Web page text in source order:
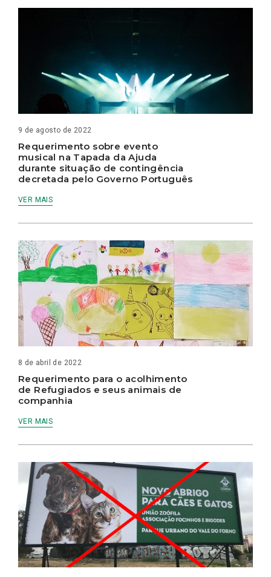
9 de agosto de 2022
Requerimento sobre evento
musical na Tapada da Ajuda
durante situação de contingência
decretada pelo Governo Português
VER MAIS
8 de abril de 2022
Requerimento para o acolhimento
de Refugiados e seus animais de
companhia
VER MAIS